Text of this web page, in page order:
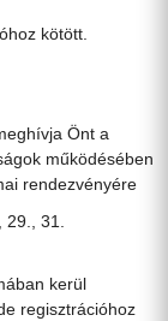
kötött.
Önt a
működésében
rendezvényére
29., 31.
kerül
regisztrációhoz